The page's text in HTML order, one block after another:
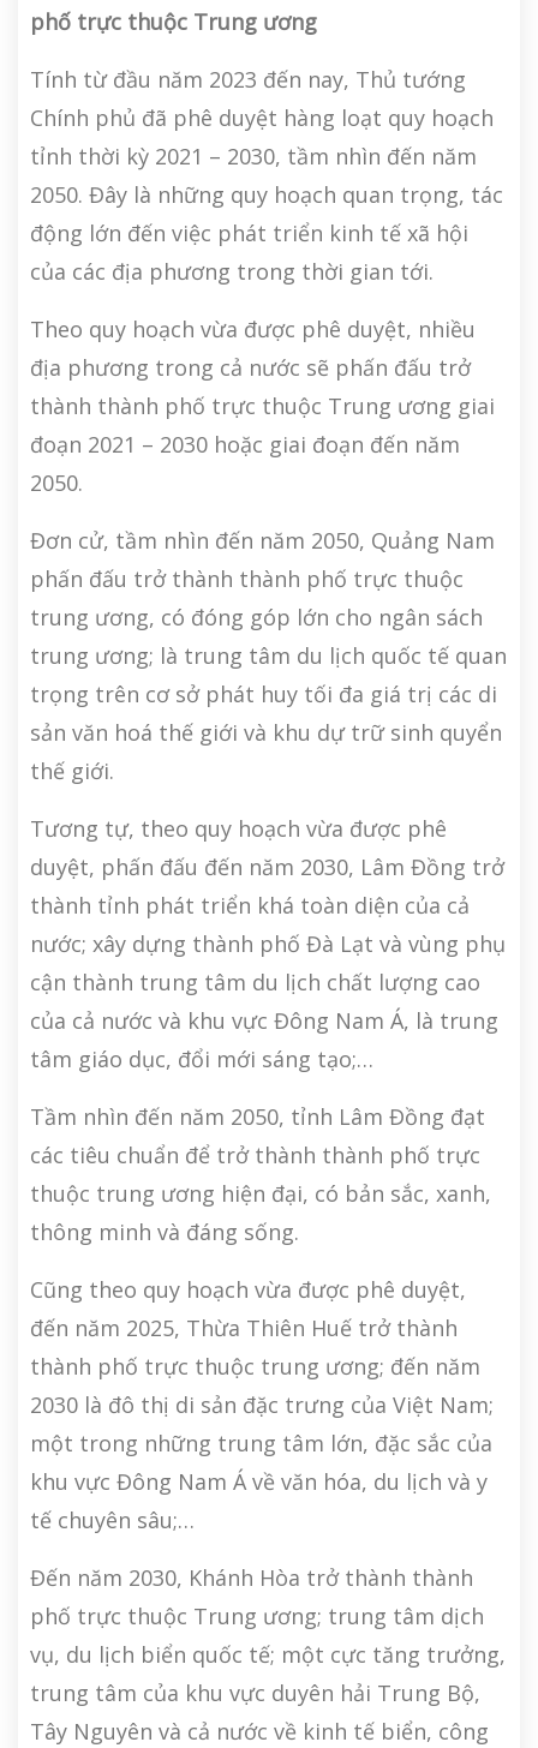
phố trực thuộc Trung ương
Tính từ đầu năm 2023 đến nay, Thủ tướng
Chính phủ đã phê duyệt hàng loạt quy hoạch
tỉnh thời kỳ 2021 – 2030, tầm nhìn đến năm
2050. Đây là những quy hoạch quan trọng, tác
động lớn đến việc phát triển kinh tế xã hội
của các địa phương trong thời gian tới.
Theo quy hoạch vừa được phê duyệt, nhiều
địa phương trong cả nước sẽ phấn đấu trở
thành thành phố trực thuộc Trung ương giai
đoạn 2021 – 2030 hoặc giai đoạn đến năm
2050.
Đơn cử, tầm nhìn đến năm 2050, Quảng Nam
phấn đấu trở thành thành phố trực thuộc
trung ương, có đóng góp lớn cho ngân sách
trung ương; là trung tâm du lịch quốc tế quan
trọng trên cơ sở phát huy tối đa giá trị các di
sản văn hoá thế giới và khu dự trữ sinh quyển
thế giới.
Tương tự, theo quy hoạch vừa được phê
duyệt, phấn đấu đến năm 2030, Lâm Đồng trở
thành tỉnh phát triển khá toàn diện của cả
nước; xây dựng thành phố Đà Lạt và vùng phụ
cận thành trung tâm du lịch chất lượng cao
của cả nước và khu vực Đông Nam Á, là trung
tâm giáo dục, đổi mới sáng tạo;…
Tầm nhìn đến năm 2050, tỉnh Lâm Đồng đạt
các tiêu chuẩn để trở thành thành phố trực
thuộc trung ương hiện đại, có bản sắc, xanh,
thông minh và đáng sống.
Cũng theo quy hoạch vừa được phê duyệt,
đến năm 2025, Thừa Thiên Huế trở thành
thành phố trực thuộc trung ương; đến năm
2030 là đô thị di sản đặc trưng của Việt Nam;
một trong những trung tâm lớn, đặc sắc của
khu vực Đông Nam Á về văn hóa, du lịch và y
tế chuyên sâu;…
Đến năm 2030, Khánh Hòa trở thành thành
phố trực thuộc Trung ương; trung tâm dịch
vụ, du lịch biển quốc tế; một cực tăng trưởng,
trung tâm của khu vực duyên hải Trung Bộ,
Tây Nguyên và cả nước về kinh tế biển, công